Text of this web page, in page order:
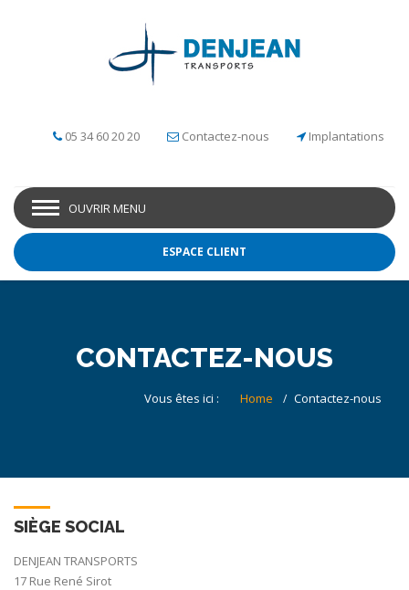
05 34 60 20 20 Contactez-nous Implantations
OUVRIR MENU
ESPACE CLIENT
CONTACTEZ-NOUS
Vous êtes ici : Home Contactez-nous
SIÈGE SOCIAL
DENJEAN TRANSPORTS
17 Rue René Sirot